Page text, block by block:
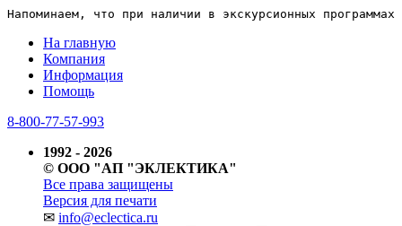
Напоминаем, что при наличии в экскурсионных
На главную
Компания
Информация
Помощь
8-800-77-57-993
1992 - 2026
© ООО "АП "ЭКЛЕКТИКА"
Все права защищены
Версия для печати
✉ info@eclectica.ru